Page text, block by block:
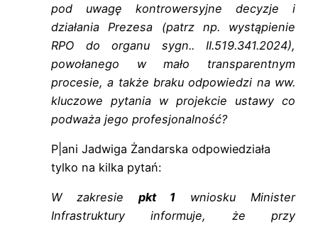
pod uwagę kontrowersyjne decyzje i
działania Prezesa (patrz np. wystąpienie
RPO do organu sygn.. II.519.341.2024),
powołanego w mało transparentnym
procesie, a także braku odpowiedzi na ww.
kluczowe pytania w projekcie ustawy co
podważa jego profesjonalność?
P|ani Jadwiga Żandarska odpowiedziała
tylko na kilka pytań:
W zakresie pkt 1 wniosku Minister
Infrastruktury informuje, że przy